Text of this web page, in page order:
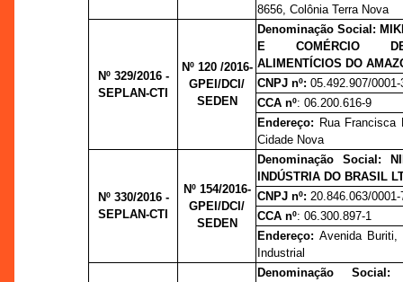
8656, Colônia Terra Nova
Nº 329/2016 -
SEPLAN-CTI
Nº 120 /2016-
GPEI/DCI/
SEDEN
Denominação Social:
E COMÉRCIO
ALIMENTÍCIOS DO
CNPJ nº:05.492.907/0001-
CCA nº: 06.200.616-9
Endereço: Rua Francisca
Cidade Nova
Nº 330/2016 -
SEPLAN-CTI
Nº 154/2016-
GPEI/DCI/
SEDEN
Denominação Social:
INDÚSTRIA DO BRASIL
CNPJ nº:20.846.063/0001-
CCA nº: 06.300.897-1
Endereço:Avenida Buriti,
Industrial
Denominação